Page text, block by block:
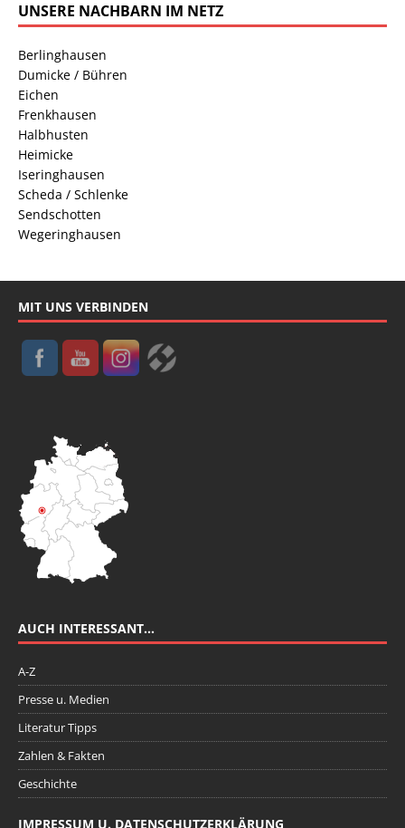
UNSERE NACHBARN IM NETZ
Berlinghausen
Dumicke / Bühren
Eichen
Frenkhausen
Halbhusten
Heimicke
Iseringhausen
Scheda / Schlenke
Sendschotten
Wegeringhausen
MIT UNS VERBINDEN
AUCH INTERESSANT…
A-Z
Presse u. Medien
Literatur Tipps
Zahlen & Fakten
Geschichte
IMPRESSUM U. DATENSCHUTZERKLÄRUNG